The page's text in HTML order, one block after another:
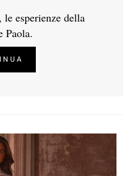
esperienze della
Paola.